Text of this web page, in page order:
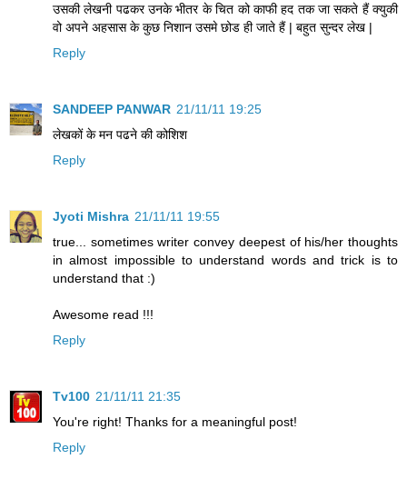
उसकी लेखनी पढकर उनके भीतर के चित को काफी हद तक जा सकते हैं क्युकी
वो अपने अहसास के कुछ निशान उसमे छोड ही जाते हैं | बहुत सुन्दर लेख |
Reply
SANDEEP PANWAR 21/11/11 19:25
लेखकों के मन पढने की कोशिश
Reply
Jyoti Mishra 21/11/11 19:55
true... sometimes writer convey deepest of his/her thoughts
in almost impossible to understand words and trick is to
understand that :)
Awesome read !!!
Reply
Tv100 21/11/11 21:35
You're right! Thanks for a meaningful post!
Reply